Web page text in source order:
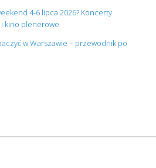
4-6 lipca 2026? Koncerty
kino plenerowe
w Warszawie – przewodnik po